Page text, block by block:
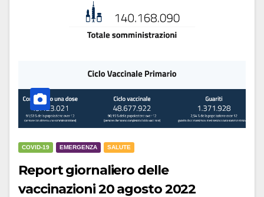
COVID-19 EMERGENZA SALUTE
Report giornaliero delle
vaccinazioni 20 agosto 2022